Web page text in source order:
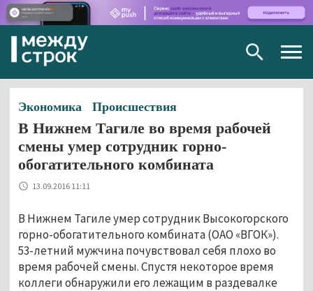
Экономика Происшествия
В Нижнем Тагиле во время рабочей
смены умер сотрудник горно-
обогатительного комбината
13.09.2016 11:11
В Нижнем Тагиле умер сотрудник Высокогорского
горно-обогатительного комбината (ОАО «ВГОК»).
53-летний мужчина почувствовал себя плохо во
время рабочей смены. Спустя некоторое время
коллеги обнаружили его лежащим в раздевалке